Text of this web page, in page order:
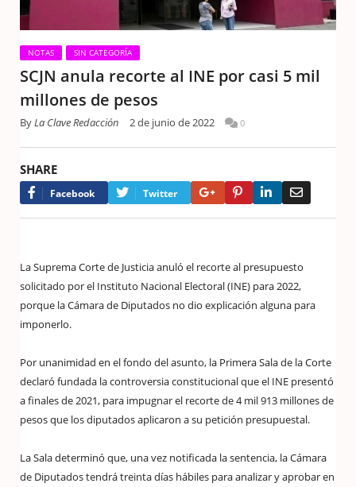
NOTAS SIN CATEGORÍA
SCJN anula recorte al INE por casi 5 mil
millones de pesos
ByLa Clave Redacción 2 de junio de 2022 0
SHARE
Facebook Twitter Google+PinterestLinkedIn
La Suprema Corte de Justicia anuló el recorte al presupuesto
solicitado por el Instituto Nacional Electoral (INE) para 2022,
porque la Cámara de Diputados no dio explicación alguna para
imponerlo.
Por unanimidad en el fondo del asunto, la Primera Sala de la Corte
declaró fundada la controversia constitucional que el INE presentó
a finales de 2021, para impugnar el recorte de 4 mil 913 millones de
pesos que los diputados aplicaron a su petición presupuestal.
La Sala determinó que, una vez notificada la sentencia, la Cámara
de Diputados tendrá treinta días hábiles para analizar y aprobar en